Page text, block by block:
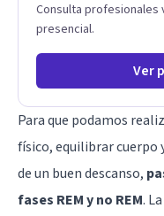
Consulta profesionales
presencial.
Ver
Para que podamos
físico, equilibrar cuerpo
de un buen descanso,
fases REM y no REM.